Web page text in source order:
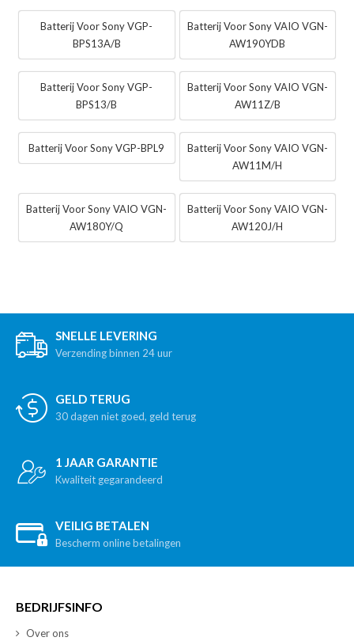
Batterij Voor Sony VGP-
BPS13A/B
Batterij Voor Sony VAIO VGN-
AW190YDB
Batterij Voor Sony VGP-
BPS13/B
Batterij Voor Sony VAIO VGN-
AW11Z/B
Batterij Voor Sony VGP-BPL9
Batterij Voor Sony VAIO VGN-
AW11M/H
Batterij Voor Sony VAIO VGN-
AW180Y/Q
Batterij Voor Sony VAIO VGN-
AW120J/H
SNELLE LEVERING
Verzending binnen 24 uur
GELD TERUG
30 dagen niet goed, geld terug
1 JAAR GARANTIE
Kwaliteit gegarandeerd
VEILIG BETALEN
Bescherm online betalingen
BEDRIJFSINFO
Over ons